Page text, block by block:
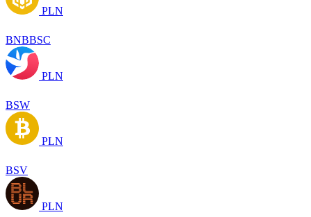
PLN
BNBBSC
PLN
BSW
PLN
BSV
PLN